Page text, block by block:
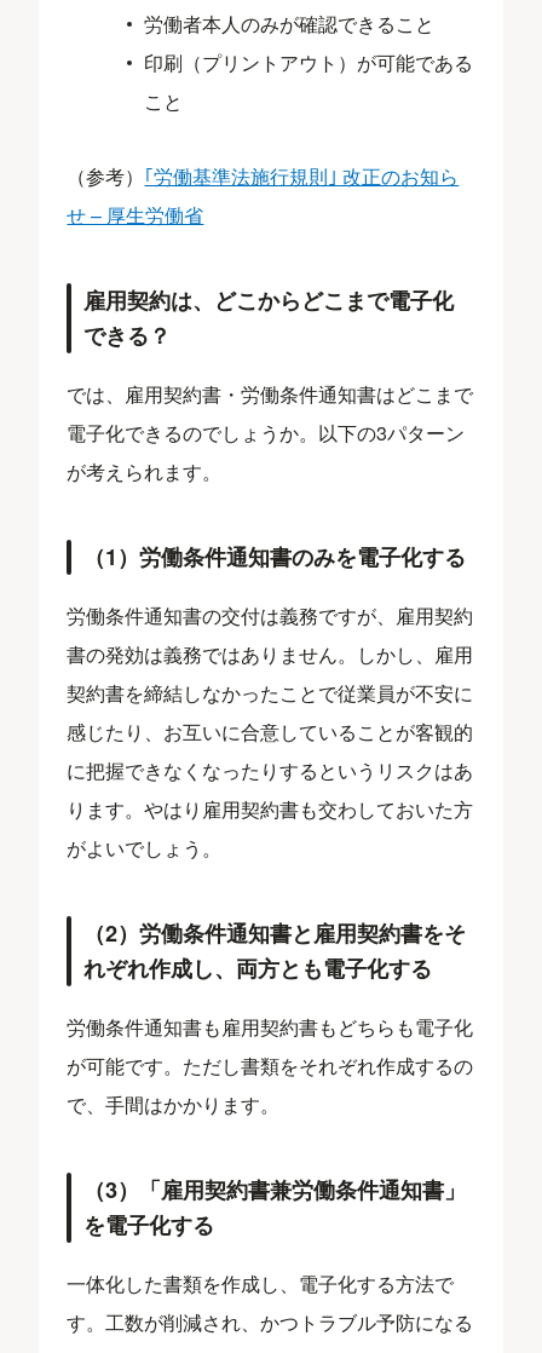
労働者本人のみが確認できること
印刷（プリントアウト）が可能である
こと
（参考） ｢労働基準法施⾏規則｣ 改正のお知ら
せ – 厚生労働省
雇用契約は、どこからどこまで電子化
できる？
では、雇用契約書・労働条件通知書はどこまで
電子化できるのでしょうか。以下の3パターン
が考えられます。
（1）労働条件通知書のみを電子化する
労働条件通知書の交付は義務ですが、雇用契約
書の発効は義務ではありません。しかし、雇用
契約書を締結しなかったことで従業員が不安に
感じたり、お互いに合意していることが客観的
に把握できなくなったりするというリスクはあ
ります。やはり雇用契約書も交わしておいた方
がよいでしょう。
（2）労働条件通知書と雇用契約書をそ
れぞれ作成し、両方とも電子化する
労働条件通知書も雇用契約書もどちらも電子化
が可能です。ただし書類をそれぞれ作成するの
で、手間はかかります。
（3）「雇用契約書兼労働条件通知書」
を電子化する
一体化した書類を作成し、電子化する方法で
す。工数が削減され、かつトラブル予防になる